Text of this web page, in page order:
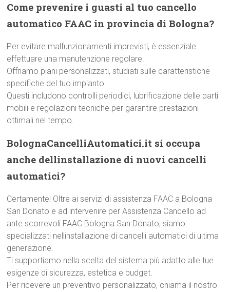
Come prevenire i guasti al tuo cancello
automatico FAAC in provincia di Bologna?
Per evitare malfunzionamenti imprevisti, è essenziale
effettuare una manutenzione regolare.
Offriamo piani personalizzati, studiati sulle caratteristiche
specifiche del tuo impianto.
Questi includono controlli periodici, lubrificazione delle parti
mobili e regolazioni tecniche per garantire prestazioni
ottimali nel tempo.
BolognaCancelliAutomatici.it si occupa
anche dellinstallazione di nuovi cancelli
automatici?
Certamente! Oltre ai servizi di assistenza FAAC a Bologna
San Donato e ad intervenire per Assistenza Cancello ad
ante scorrevoli FAAC Bologna San Donato, siamo
specializzati nellinstallazione di cancelli automatici di ultima
generazione.
Ti supportiamo nella scelta del sistema più adatto alle tue
esigenze di sicurezza, estetica e budget.
Per ricevere un preventivo personalizzato, chiama il nostro